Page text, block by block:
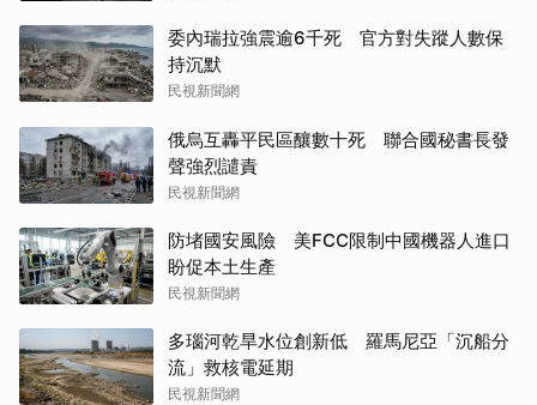
委內瑞拉強震逾6千死 官方對失蹤人數保
持沉默
民視新聞網
俄烏互轟平民區釀數十死 聯合國秘書長發
聲強烈譴責
民視新聞網
防堵國安風險 美FCC限制中國機器人進口
盼促本土生產
民視新聞網
多瑙河乾旱水位創新低 羅馬尼亞「沉船分
流」救核電延期
民視新聞網